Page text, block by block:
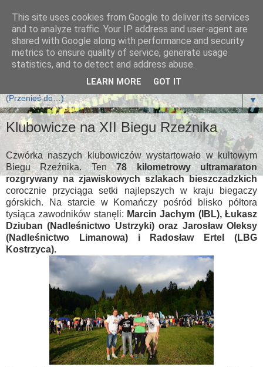
Klub Biegających Leśników
Klub Biegających Leśników jest klubem sportowym i działa
na zasadzie Stowarzyszenia.
▼
Klubowicze na XII Biegu Rzeźnika
Czwórka naszych klubowiczów wystartowało w kultowym
Biegu Rzeźnika. Ten78 kilometrowy ultramaraton
rozgrywany na zjawiskowych szlakach bieszczadzkich
corocznie przyciąga setki najlepszych w kraju biegaczy
górskich. Na starcie w Komańczy pośród blisko półtora
tysiąca zawodników stanęli: Marcin Jachym (IBL), Łukasz
Dziuban (Nadleśnictwo Ustrzyki) oraz Jarosław Oleksy
(Nadleśnictwo Limanowa) i Radosław Ertel (LBG
Kostrzyca).
This site uses cookies from Google to deliver its services
and to analyze traffic. Your IP address and user-agent are
shared with Google along with performance and security
metrics to ensure quality of service, generate usage
statistics, and to detect and address abuse.
LEARN MORE GOT IT